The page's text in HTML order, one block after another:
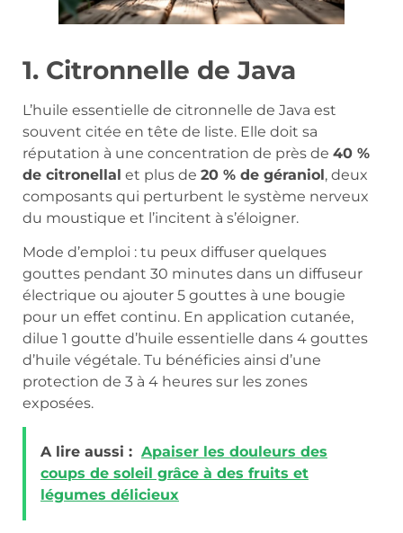
1. Citronnelle de Java
L’huile essentielle de citronnelle de Java est
souvent citée en tête de liste. Elle doit sa
réputation à une concentration de près de 40 %
de citronellal et plus de 20 % de géraniol, deux
composants qui perturbent le système nerveux
du moustique et l’incitent à s’éloigner.
Mode d’emploi : tu peux diffuser quelques
gouttes pendant 30 minutes dans un diffuseur
électrique ou ajouter 5 gouttes à une bougie
pour un effet continu. En application cutanée,
dilue 1 goutte d’huile essentielle dans 4 gouttes
d’huile végétale. Tu bénéficies ainsi d’une
protection de 3 à 4 heures sur les zones
exposées.
A lire aussi : Apaiser les douleurs des
coups de soleil grâce à des fruits et
légumes délicieux